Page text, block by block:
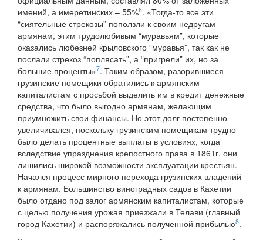
имений, а имеретинских – 55%6. «Тогда-то все эти
“сиятельные стрекозы” поползли к своим недругам-
армянам, этим трудолюбивым “муравьям”, которые
оказались любезней крыловского “муравья”, так как не
послали стрекоз “поплясать”, а “пригрели” их, но за
большие проценты»7. Таким образом, разорившиеся
грузинские помещики обратились к армянским
капиталистам с просьбой выделить им в кредит денежные
средства, что было выгодно армянам, желающим
приумножить свои финансы. Но этот долг постепенно
увеличивался, поскольку грузинским помещикам трудно
было делать процентные выплаты в условиях, когда
вследствие упразднения крепостного права в 1861г. они
лишились широкой возможности эксплуатации крестьян.
Начался процесс мирного перехода грузинских владений
к армянам. Большинство виноградных садов в Кахетии
было отдано под залог армянским капиталистам, которые
с целью получения урожая приезжали в Телави (главный
город Кахетии) и распоряжались полученной прибылью8.